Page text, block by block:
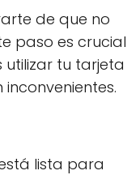
de que no
paso es crucial
tu tarjeta
inconvenientes.
lista para